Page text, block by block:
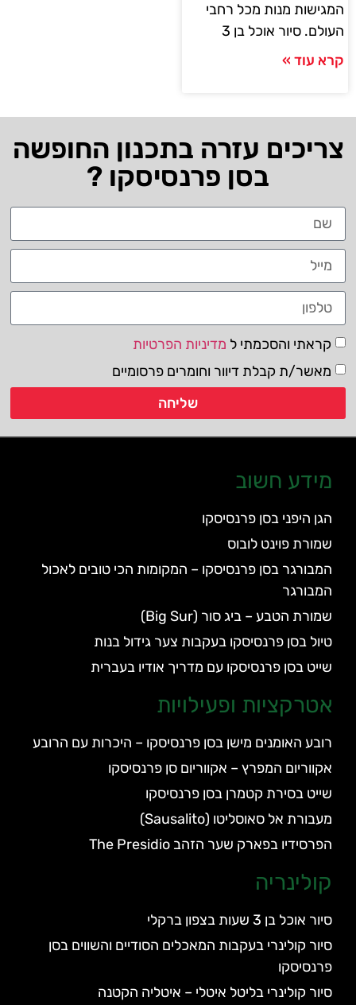
המגישות מנות מכל רחבי
העולם. סיור אוכל בן 3
קרא עוד »
צריכים עזרה בתכנון החופשה
בסן פרנסיסקו ?
קראתי והסכמתי ל מדיניות הפרטיות
מאשר/ת קבלת דיוור וחומרים פרסומיים
שליחה
מידע חשוב
הגן היפני בסן פרנסיסקו
שמורת פוינט לובוס
המבורגר בסן פרנסיסקו – המקומות הכי טובים לאכול
המבורגר
שמורת הטבע – ביג סור (Big Sur)
טיול בסן פרנסיסקו בעקבות צער גידול בנות
שייט בסן פרנסיסקו עם מדריך אודיו בעברית
אטרקציות ופעילויות
רובע האומנים מישן בסן פרנסיסקו – היכרות עם הרובע
אקווריום המפרץ – אקווריום סן פרנסיסקו
שייט בסירת קטמרן בסן פרנסיסקו
מעבורת אל סאוסליטו (Sausalito)
הפרסידיו בפארק שער הזהב The Presidio
קולינריה
סיור אוכל בן 3 שעות בצפון ברקלי
סיור קולינרי בעקבות המאכלים הסודיים והשווים בסן
פרנסיסקו
סיור קולינרי בליטל איטלי – איטליה הקטנה